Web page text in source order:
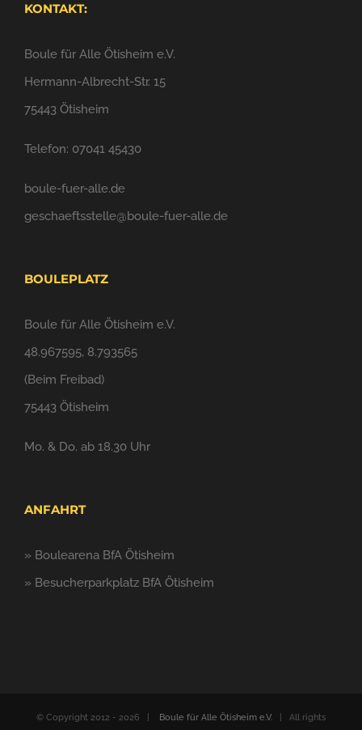
KONTAKT:
Boule für Alle Ötisheim e.V.
Hermann-Albrecht-Str. 15
75443 Ötisheim
Telefon: 07041 45430
boule-fuer-alle.de
geschaeftsstelle@boule-fuer-alle.de
BOULEPLATZ
Boule für Alle Ötisheim e.V.
48.967595, 8.793565
(Beim Freibad)
75443 Ötisheim
Mo. & Do. ab 18.30 Uhr
ANFAHRT
» Boulearena BfA Ötisheim
» Besucherparkplatz BfA Ötisheim
© Copyright 2012 - 2026 | Boule für Alle Ötisheim e.V. | All rights